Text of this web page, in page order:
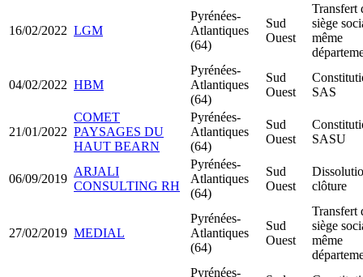
16/02/2022 LGM
Pyrénées-
Atlantiques
(64)
Sud
Ouest
Transfert
siège
même
04/02/2022 HBM
Pyrénées-
Atlantiques
(64)
Sud
Ouest
SAS
21/01/2022
COMET
PAYSAGES DU
HAUT BEARN
Pyrénées-
Atlantiques
(64)
Sud
Ouest
SASU
06/09/2019
ARJALI
CONSULTING RH
Pyrénées-
Atlantiques
(64)
Sud
Ouest
clôture
27/02/2019 MEDIAL
Pyrénées-
Atlantiques
(64)
Sud
Ouest
Transfert
siège
même
Pyrénées-